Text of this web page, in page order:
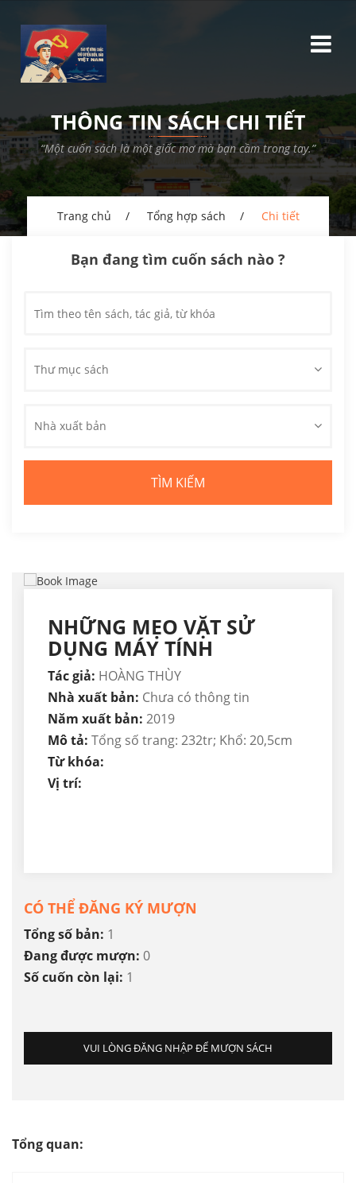
THÔNG TIN SÁCH CHI TIẾT
“Một cuốn sách là một giấc mơ mà bạn cầm trong tay.”
Trang chủ Tổng hợp sách Chi tiết
Bạn đang tìm cuốn sách nào ?
Thư mục sách
Nhà xuất bản
NHỮNG MẸO VẶT SỬ
DỤNG MÁY TÍNH
Tác giả: HOÀNG THÙY
Nhà xuất bản: Chưa có thông tin
Năm xuất bản: 2019
Mô tả: Tổng số trang: 232tr; Khổ: 20,5cm
Từ khóa:
Vị trí:
CÓ THỂ ĐĂNG KÝ MƯỢN
Tổng số bản: 1
Đang được mượn: 0
Số cuốn còn lại: 1
VUI LÒNG ĐĂNG NHẬP ĐỂ MƯỢN SÁCH
Tổng quan: